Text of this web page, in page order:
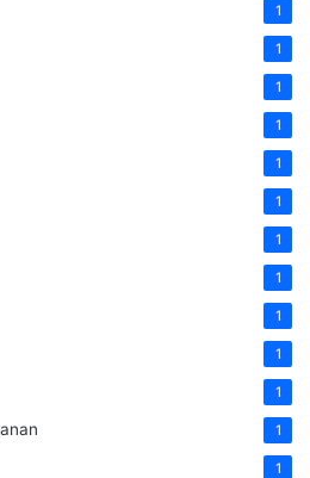
1
1
1
1
1
1
1
1
1
1
1
1
1